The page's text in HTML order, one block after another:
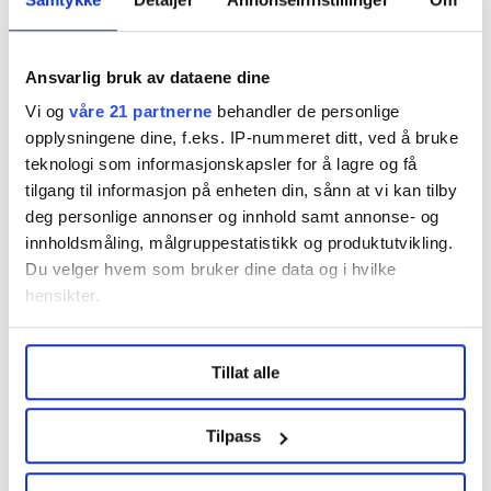
Ansvarlig bruk av dataene dine
Vi og våre 21 partnerne behandler de personlige
opplysningene dine, f.eks. IP-nummeret ditt, ved å bruke
teknologi som informasjonskapsler for å lagre og få
tilgang til informasjon på enheten din, sånn at vi kan tilby
deg personlige annonser og innhold samt annonse- og
innholdsmåling, målgruppestatistikk og produktutvikling.
Du velger hvem som bruker dine data og i hvilke
hensikter.
Undermer infokan du lese om hvordan dine personlige
data behandles og hvordan du kan velge hvordan de skal
brukes. Du kan hele tiden endre eller trekke tilbake ditt
samtykke fra erklæringen om informasjonskapsler.
LO Medias publikasjoner frifagbevegelse.no, hk-nytt.no
Tillat alle
Tilpass
Les mer fra oss
Del artikkel
4 stillingsannonser